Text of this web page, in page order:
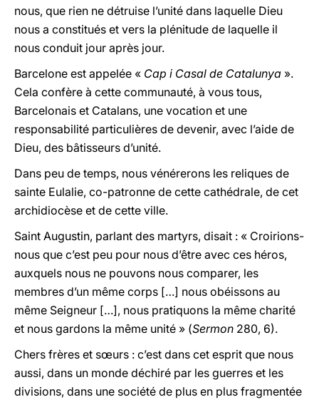
nous, que rien ne détruise l’unité dans laquelle Dieu
nous a constitués et vers la plénitude de laquelle il
nous conduit jour après jour.
Barcelone est appelée « Cap i Casal de Catalunya ».
Cela confère à cette communauté, à vous tous,
Barcelonais et Catalans, une vocation et une
responsabilité particulières de devenir, avec l’aide de
Dieu, des bâtisseurs d’unité.
Dans peu de temps, nous vénérerons les reliques de
sainte Eulalie, co-patronne de cette cathédrale, de cet
archidiocèse et de cette ville.
Saint Augustin, parlant des martyrs, disait : « Croirions-
nous que c’est peu pour nous d’être avec ces héros,
auxquels nous ne pouvons nous comparer, les
membres d’un même corps […] nous obéissons au
même Seigneur […], nous pratiquons la même charité
et nous gardons la même unité » (Sermon 280, 6).
Chers frères et sœurs : c’est dans cet esprit que nous
aussi, dans un monde déchiré par les guerres et les
divisions, dans une société de plus en plus fragmentée